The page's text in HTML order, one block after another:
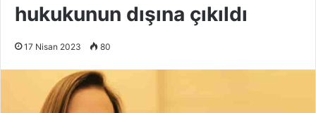
hukukunun dışına çıkıldı
17 Nisan 2023 80